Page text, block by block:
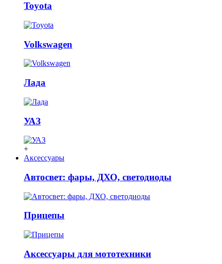
Toyota
Volkswagen
Лада
УАЗ
+
Аксессуары
Автосвет: фары, ДХО, светодиоды
Прицепы
Аксессуары для мототехники